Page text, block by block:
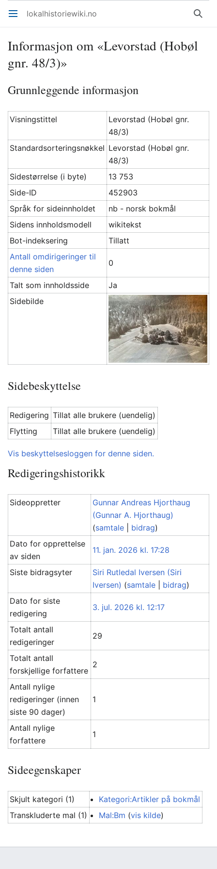
Åpne hovedmenyen lokalhistoriewiki.no Søk
Informasjon om «Levorstad (Hobøl
gnr. 48/3)»
Grunnleggende informasjon
Visningstittel
Levorstad (Hobøl gnr.
48/3)
Standardsorteringsnøkkel Levorstad (Hobøl gnr.
48/3)
Sidestørrelse (i byte)
13 753
Side-ID
452903
Språk for sideinnholdet
nb - norsk bokmål
Sidens innholdsmodell
wikitekst
Bot-indeksering
Tillatt
Antall omdirigeringer til
denne siden
0
Talt som innholdsside
Ja
Sidebilde
Sidebeskyttelse
Redigering Tillat alle brukere (uendelig)
Flytting
Tillat alle brukere (uendelig)
Vis beskyttelsesloggen for denne siden.
Redigeringshistorikk
Sideoppretter
Gunnar Andreas Hjorthaug
(Gunnar A. Hjorthaug)
(samtale bidrag)
Dato for opprettelse
av siden
11. jan. 2026 kl. 17:28
Siste bidragsyter
Siri Rutledal Iversen (Siri
Iversen) (samtale bidrag)
Dato for siste
redigering
3. jul. 2026 kl. 12:17
Totalt antall
redigeringer
29
Totalt antall
forskjellige forfattere
2
Antall nylige
redigeringer (innen
siste 90 dager)
1
Antall nylige
forfattere
1
Sideegenskaper
Skjult kategori (1)
Kategori:Artikler på bokmål
Transkluderte mal (1)
Mal:Bm (vis kilde)